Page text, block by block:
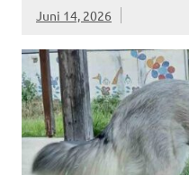
Juni 14, 2026